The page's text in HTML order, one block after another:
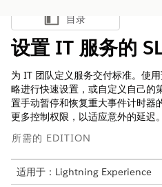
显示目录
目录
设置 IT 服务的
为 IT 团队定义服务交付标准。使
略进行快速设置，或自定义自己的
置手动暂停和恢复重大事件计时器
更多控制权限，以适应意外的延迟。
所需的 EDITION
适用于：Lightning Experience